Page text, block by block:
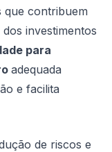
que contribuem
investimentos
para
adequada
e facilita
de riscos e